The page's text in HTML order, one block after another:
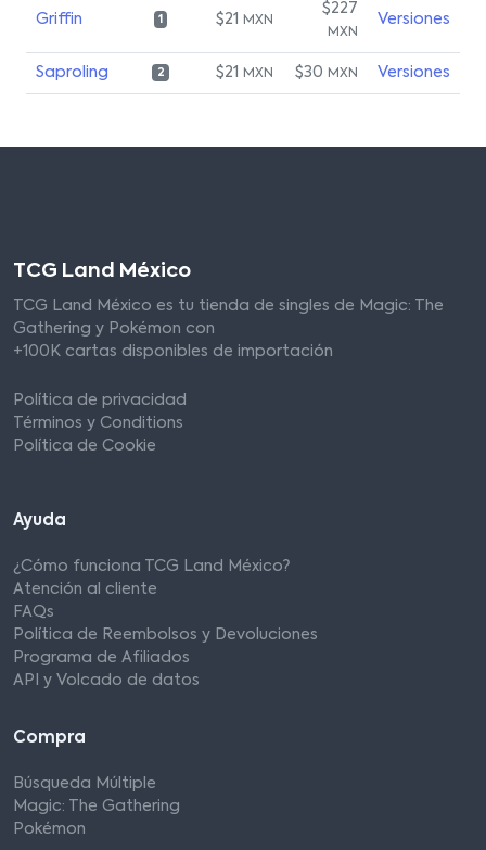
Griffin 1 $21 MXN
$227
MXN
Versiones
Saproling 2 $21 MXN $30 MXN Versiones
TCG Land México
TCG Land México es tu tienda de singles de Magic: The
Gathering y Pokémon con
+100K cartas disponibles de importación
Política de privacidad
Términos y Conditions
Política de Cookie
Ayuda
¿Cómo funciona TCG Land México?
Atención al cliente
FAQs
Política de Reembolsos y Devoluciones
Programa de Afiliados
API y Volcado de datos
Compra
Búsqueda Múltiple
Magic: The Gathering
Pokémon